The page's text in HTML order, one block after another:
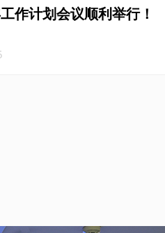
作计划会议顺利举行！